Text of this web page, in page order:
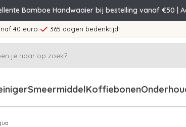
Bamboe Handwaaier bij bestelling vanaf €50 |
40 euro 365 dagen bedenktijd!
SmeermiddelKoffiebonen